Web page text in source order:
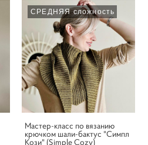
СРЕДНЯЯ сложность
Мастер-класс по вязанию
крючком шали-бактус "Симпл
Кози" (Simple Cozy)